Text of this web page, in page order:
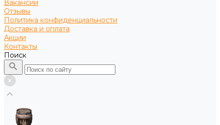
Вакансии
Отзывы
Политика конфиденциальности
Доставка и оплата
Акции
Контакты
Поиск